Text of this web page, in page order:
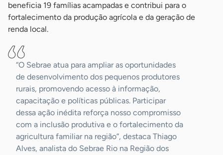
beneficia 19 famílias acampadas e contribui para o
fortalecimento da produção agrícola e da geração de
renda local.
“O Sebrae atua para ampliar as oportunidades
de desenvolvimento dos pequenos produtores
rurais, promovendo acesso à informação,
capacitação e políticas públicas. Participar
dessa ação inédita reforça nosso compromisso
com a inclusão produtiva e o fortalecimento da
agricultura familiar na região”, destaca Thiago
Alves, analista do Sebrae Rio na Região dos